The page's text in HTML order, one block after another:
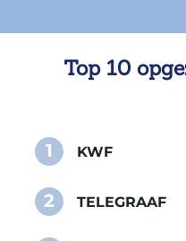
Top 10
1 KWF
2 TELEGRAAF